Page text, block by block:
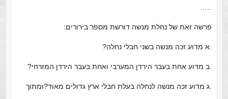
פרשה זאת של נחלת מנשה דורשת מספר בירורים:
.א מדוע זכה מנשה בשני חבלי נחלה?
.ב מדוע אחת בעבר הירדן המערבי ואחת בעבר הירדן המזרחי?
.ג מדוע זכה מנשה לנחלה בעלת חבלי ארץ גדולים מאוד?ומתוך